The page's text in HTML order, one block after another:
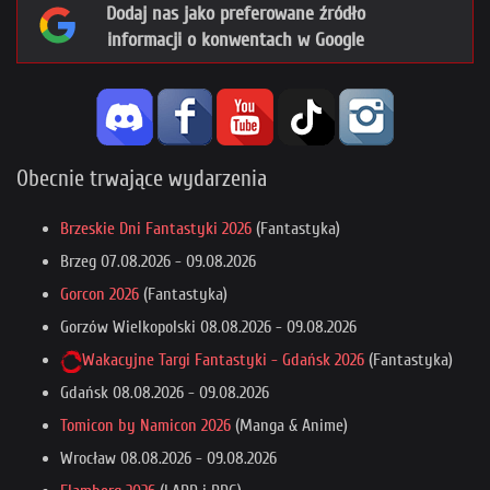
Dodaj nas jako preferowane źródło
informacji o konwentach w Google
Obecnie trwające wydarzenia
Brzeskie Dni Fantastyki 2026 (Fantastyka)
Brzeg 07.08.2026 - 09.08.2026
Gorcon 2026 (Fantastyka)
Gorzów Wielkopolski 08.08.2026 - 09.08.2026
Wakacyjne Targi Fantastyki - Gdańsk 2026 (Fantastyka)
Gdańsk 08.08.2026 - 09.08.2026
Tomicon by Namicon 2026 (Manga & Anime)
Wrocław 08.08.2026 - 09.08.2026